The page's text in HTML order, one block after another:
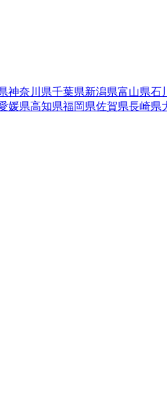
神奈川県千葉県新潟県富山県石
媛県高知県福岡県佐賀県長崎県